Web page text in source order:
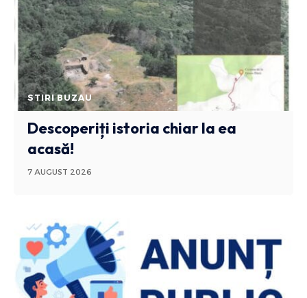
STIRI BUZAU
Descoperiți istoria chiar la ea
acasă!
7 AUGUST 2026